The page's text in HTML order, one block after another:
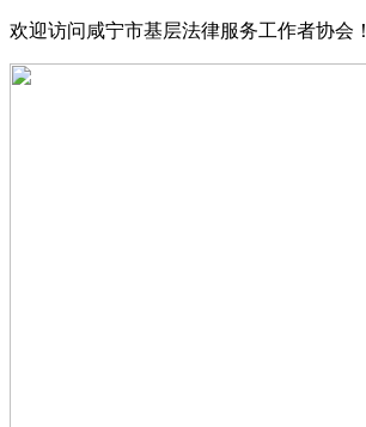
欢迎访问咸宁市基层法律服务工作者协会！